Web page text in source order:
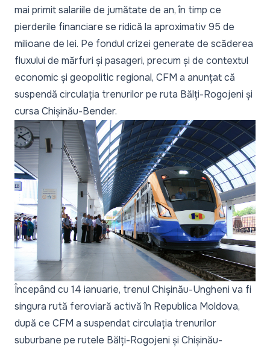
mai primit salariile de jumătate de an, în timp ce
pierderile financiare se ridică la aproximativ 95 de
milioane de lei. Pe fondul crizei generate de scăderea
fluxului de mărfuri și pasageri, precum și de contextul
economic și geopolitic regional, CFM a anunțat că
suspendă circulația trenurilor pe ruta Bălți-Rogojeni și
cursa Chișinău-Bender.
Începând cu 14 ianuarie, trenul Chișinău-Ungheni va fi
singura rută feroviară activă în Republica Moldova,
după ce CFM a suspendat circulația trenurilor
suburbane pe rutele Bălți-Rogojeni și Chișinău-